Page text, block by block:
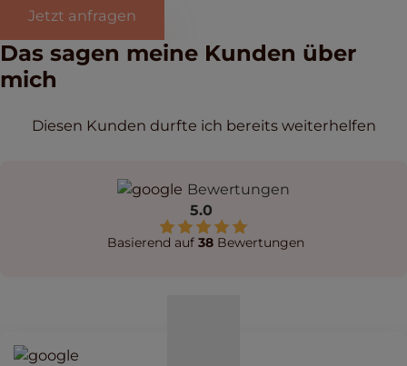
Jetzt anfragen
Das sagen meine Kunden über
mich
Diesen Kunden durfte ich bereits weiterhelfen
Bewertungen
5.0
Basierend auf 38 Bewertungen